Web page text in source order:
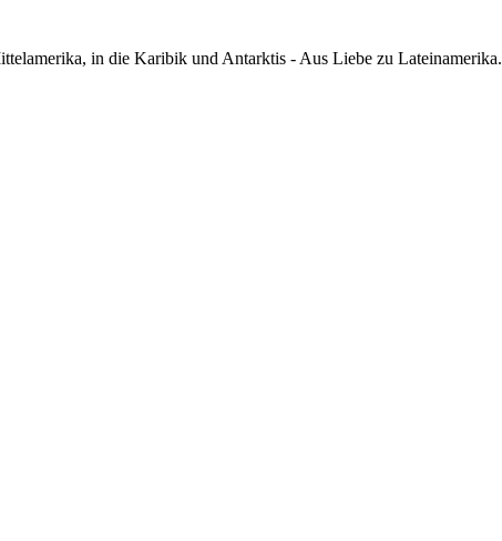
in die Karibik und Antarktis - Aus Liebe zu Lateinamerika.